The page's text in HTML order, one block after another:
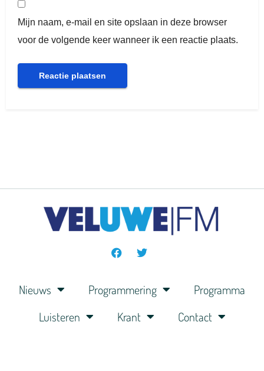
Mijn naam, e-mail en site opslaan in deze browser
voor de volgende keer wanneer ik een reactie plaats.
Nieuws Programmering
Programma
Luisteren
Krant Contact